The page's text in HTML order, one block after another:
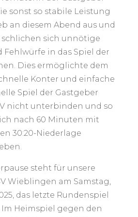
sonst so stabile Leistung
an diesem Abend aus und
sich unnötige
Fehlwürfe in das Spiel der
Dies ermöglichte dem
Konter und einfache
Spiel der Gastgeber
nicht unterbinden und so
nach 60 Minuten mit
30:20-Niederlage
steht für unsere
Wieblingen am Samstag,
das letzte Rundenspiel
Im Heimspiel gegen den